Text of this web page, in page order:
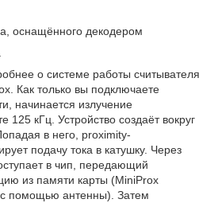
оснащённого декодером
о системе работы считывателя
Как только вы подключаете
начинается излучение
125 кГц. Устройство создаёт вокруг
в него, proximity-
подачу тока в катушку. Через
в чип, передающий
из памяти карты (MiniProx
с помощью антенны). Затем